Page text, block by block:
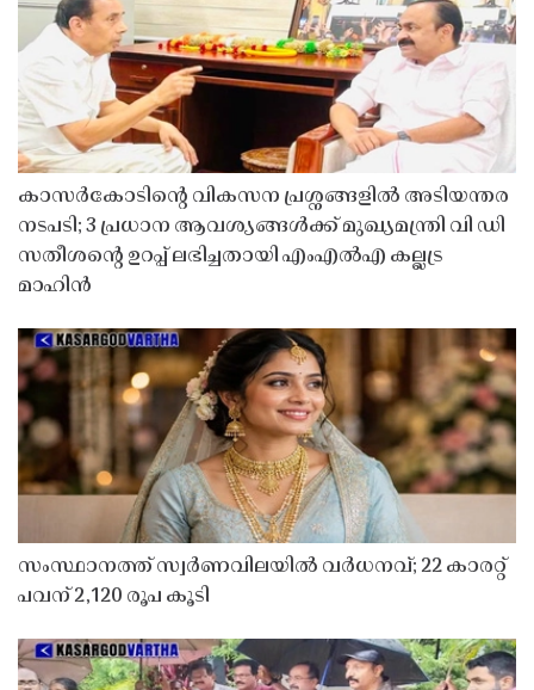
കാസർകോടിൻ്റെ വികസന പ്രശ്നങ്ങളിൽ അടിയന്തര
നടപടി; 3 പ്രധാന ആവശ്യങ്ങൾക്ക് മുഖ്യമന്ത്രി വി ഡി
സതീശൻ്റെ ഉറപ്പ് ലഭിച്ചതായി എംഎൽഎ കല്ലട്ര
മാഹിൻ
സംസ്ഥാനത്ത് സ്വർണവിലയിൽ വർധനവ്; 22 കാരറ്റ്
പവന് 2,120 രൂപ കൂടി